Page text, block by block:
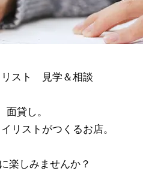
リスト 見学＆相談
貸し。
リストがつくるお店。
楽しみませんか？